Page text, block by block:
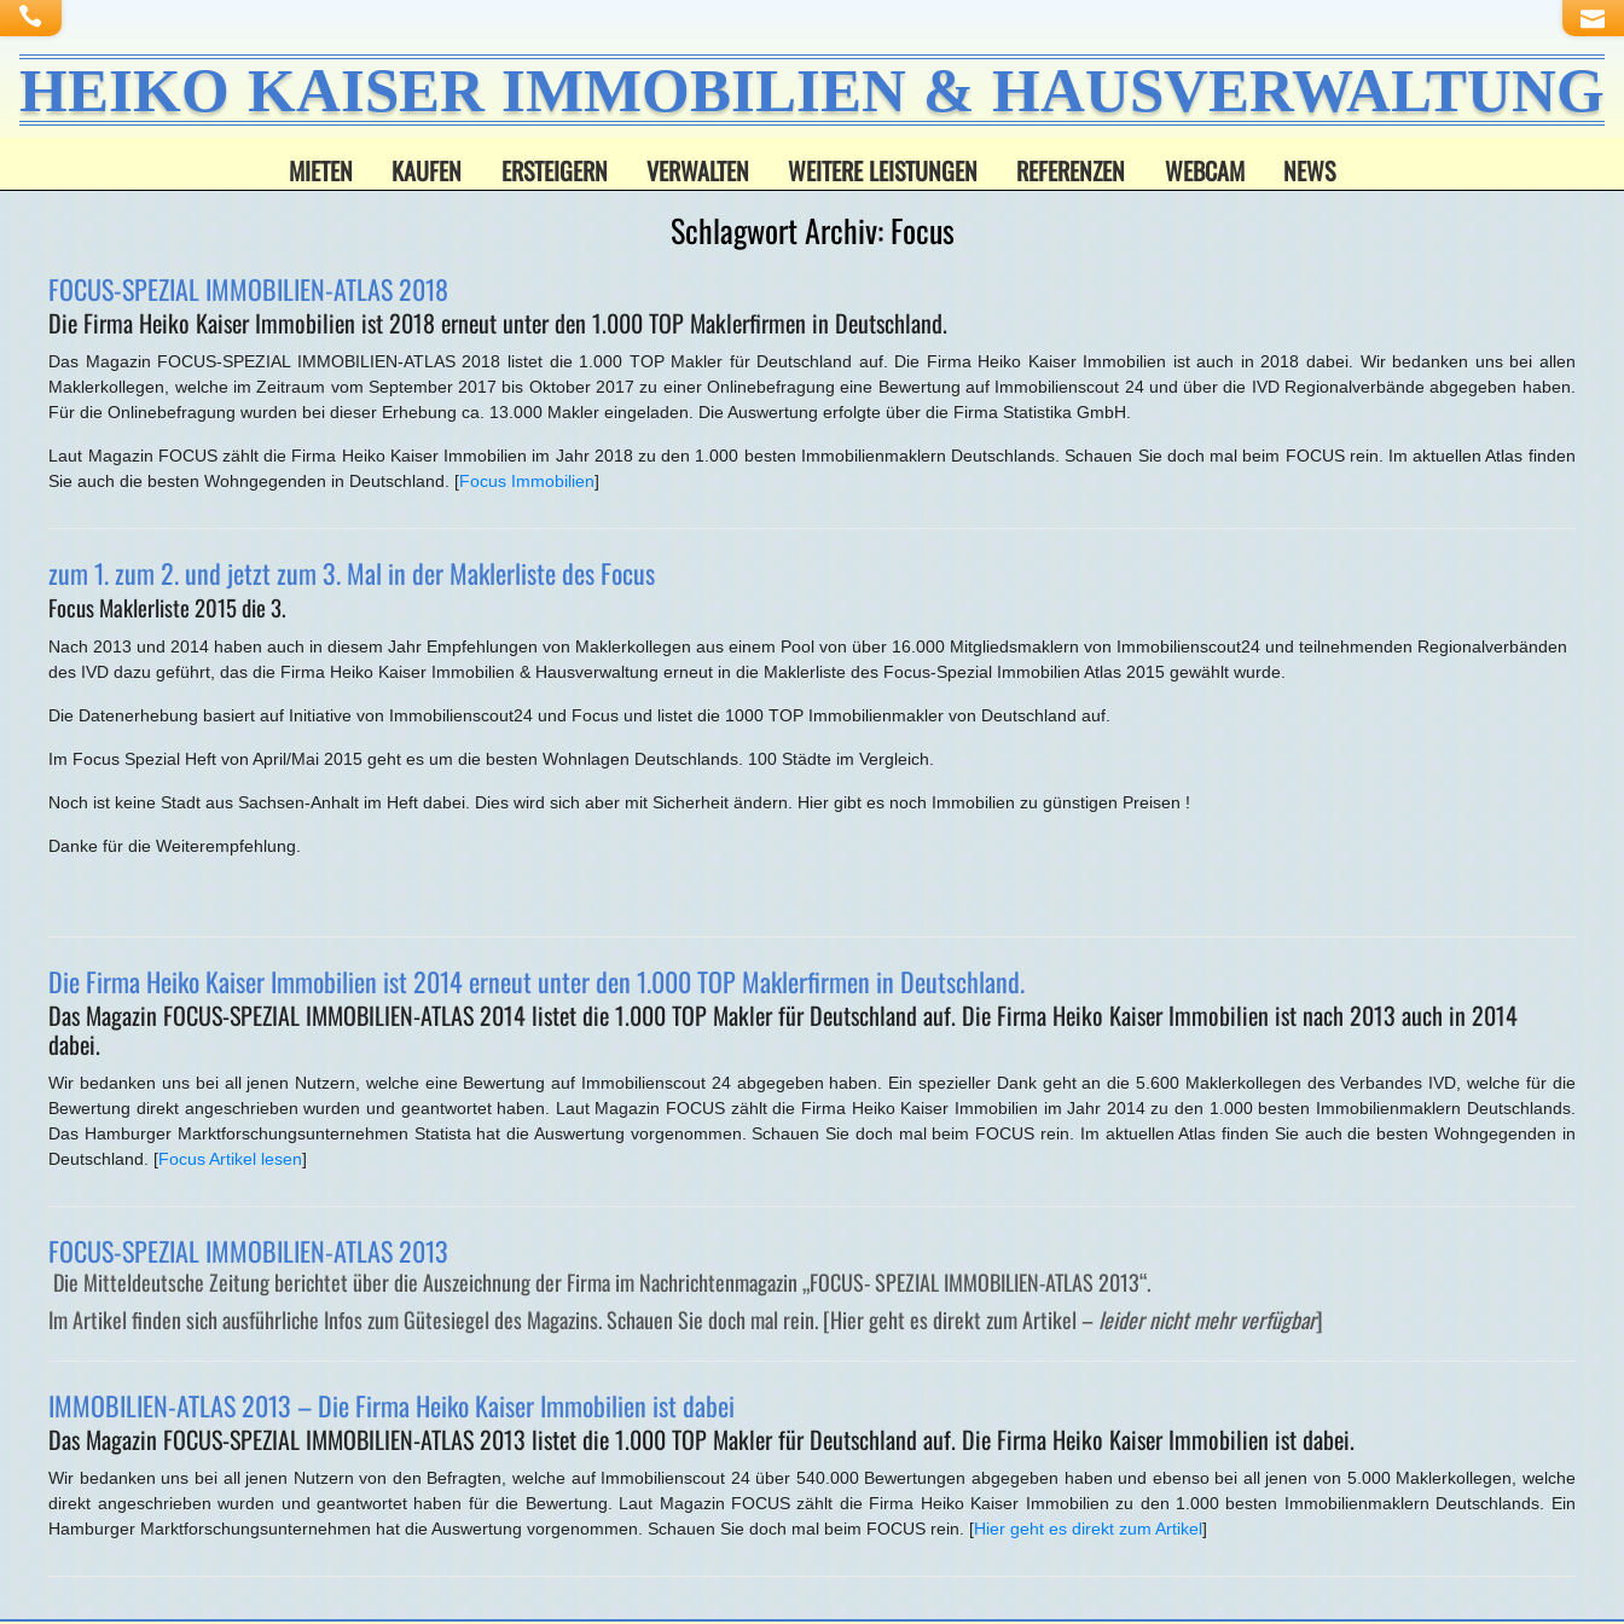
HEIKO KAISER IMMOBILIEN & HAUSVERWALTUNG
MIETEN KAUFEN ERSTEIGERN VERWALTEN WEITERE LEISTUNGEN REFERENZEN WEBCAM NEWS
Schlagwort Archiv:Focus
FOCUS-SPEZIAL IMMOBILIEN-ATLAS 2018
Die Firma Heiko Kaiser Immobilien ist 2018 erneut unter den 1.000 TOP Maklerfirmen in Deutschland.
Das Magazin FOCUS-SPEZIAL IMMOBILIEN-ATLAS 2018 listet die 1.000 TOP Makler für Deutschland auf. Die Firma Heiko Kaiser Immobilien ist auch in 2018 dabei. Wir bedanken uns bei allen
Maklerkollegen, welche im Zeitraum vom September 2017 bis Oktober 2017 zu einer Onlinebefragung eine Bewertung auf Immobilienscout 24 und über die IVD Regionalverbände abgegeben haben.
Für die Onlinebefragung wurden bei dieser Erhebung ca. 13.000 Makler eingeladen. Die Auswertung erfolgte über die Firma Statistika GmbH.
Laut Magazin FOCUS zählt die Firma Heiko Kaiser Immobilien im Jahr 2018 zu den 1.000 besten Immobilienmaklern Deutschlands. Schauen Sie doch mal beim FOCUS rein. Im aktuellen Atlas finden
Sie auch die besten Wohngegenden in Deutschland. [Focus Immobilien]
zum 1. zum 2. und jetzt zum 3. Mal in der Maklerliste des Focus
Focus Maklerliste 2015 die 3.
Nach 2013 und 2014 haben auch in diesem Jahr Empfehlungen von Maklerkollegen aus einem Pool von über 16.000 Mitgliedsmaklern von Immobilienscout24 und teilnehmenden Regionalverbänden
des IVD dazu geführt, das die Firma Heiko Kaiser Immobilien & Hausverwaltung erneut in die Maklerliste des Focus-Spezial Immobilien Atlas 2015 gewählt wurde.
Die Datenerhebung basiert auf Initiative von Immobilienscout24 und Focus und listet die 1000 TOP Immobilienmakler von Deutschland auf.
Im Focus Spezial Heft von April/Mai 2015 geht es um die besten Wohnlagen Deutschlands. 100 Städte im Vergleich.
Noch ist keine Stadt aus Sachsen-Anhalt im Heft dabei. Dies wird sich aber mit Sicherheit ändern. Hier gibt es noch Immobilien zu günstigen Preisen !
Danke für die Weiterempfehlung.
Die Firma Heiko Kaiser Immobilien ist 2014 erneut unter den 1.000 TOP Maklerfirmen in Deutschland.
Das Magazin FOCUS-SPEZIAL IMMOBILIEN-ATLAS 2014 listet die 1.000 TOP Makler für Deutschland auf. Die Firma Heiko Kaiser Immobilien ist nach 2013 auch in 2014
dabei.
Wir bedanken uns bei all jenen Nutzern, welche eine Bewertung auf Immobilienscout 24 abgegeben haben. Ein spezieller Dank geht an die 5.600 Maklerkollegen des Verbandes IVD, welche für die
Bewertung direkt angeschrieben wurden und geantwortet haben. Laut Magazin FOCUS zählt die Firma Heiko Kaiser Immobilien im Jahr 2014 zu den 1.000 besten Immobilienmaklern Deutschlands.
Das Hamburger Marktforschungsunternehmen Statista hat die Auswertung vorgenommen. Schauen Sie doch mal beim FOCUS rein. Im aktuellen Atlas finden Sie auch die besten Wohngegenden in
Deutschland. [Focus Artikel lesen]
FOCUS-SPEZIAL IMMOBILIEN-ATLAS 2013
Die Mitteldeutsche Zeitung berichtet über die Auszeichnung der Firma im Nachrichtenmagazin „FOCUS- SPEZIAL IMMOBILIEN-ATLAS 2013“.
Im Artikel finden sich ausführliche Infos zum Gütesiegel des Magazins. Schauen Sie doch mal rein. [Hier geht es direkt zum Artikel –leider nicht mehr verfügbar]
IMMOBILIEN-ATLAS 2013 – Die Firma Heiko Kaiser Immobilien ist dabei
Das Magazin FOCUS-SPEZIAL IMMOBILIEN-ATLAS 2013 listet die 1.000 TOP Makler für Deutschland auf. Die Firma Heiko Kaiser Immobilien ist dabei.
Wir bedanken uns bei all jenen Nutzern von den Befragten, welche auf Immobilienscout 24 über 540.000 Bewertungen abgegeben haben und ebenso bei all jenen von 5.000 Maklerkollegen, welche
direkt angeschrieben wurden und geantwortet haben für die Bewertung. Laut Magazin FOCUS zählt die Firma Heiko Kaiser Immobilien zu den 1.000 besten Immobilienmaklern Deutschlands. Ein
Hamburger Marktforschungsunternehmen hat die Auswertung vorgenommen. Schauen Sie doch mal beim FOCUS rein. [Hier geht es direkt zum Artikel]